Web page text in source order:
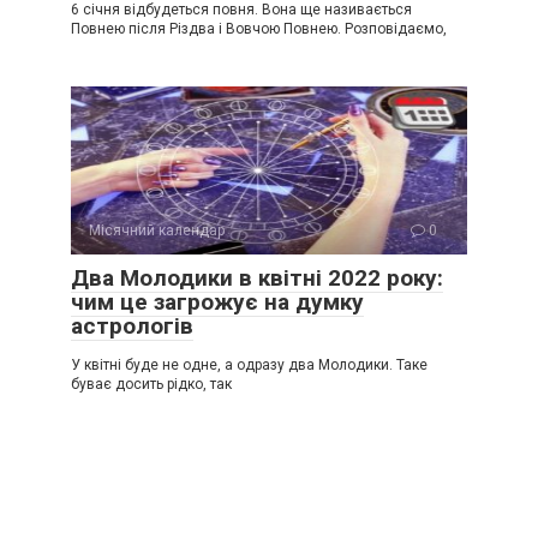
6 січня відбудеться повня. Вона ще називається
Повнею після Різдва і Вовчою Повнею. Розповідаємо,
Місячний календар 0
Два Молодики в квітні 2022 року:
чим це загрожує на думку
астрологів
У квітні буде не одне, а одразу два Молодики. Таке
буває досить рідко, так